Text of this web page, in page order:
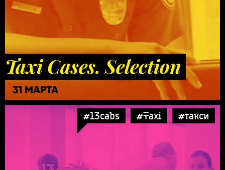
Taxi Cases. Selection
31 МАРТА
#13cabs #Taxi #такси